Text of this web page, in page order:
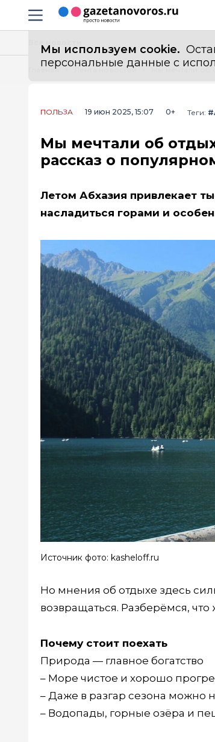
Навигация сайта
Мы используем cookie.
персональные данные с
Главная Лента новостей Мы мечтали об отдыхе, а получили кошмар: откровенный рассказ о
ПОЛЬЗА 19 июн 2025, 15:07 0+ Теги:
Мы мечтали об
рассказ о
Летом Абхазия привлекает
насладиться горами и
Источник фото: kasheloff.ru
Но мнения об отдыхе здесь
возвращаться. Разберёмся,
Почему стоит поехать
Природа — главное богатство
– Море чистое и хорошо
– Даже в разгар сезона можно
– Водопады, горные озёра и